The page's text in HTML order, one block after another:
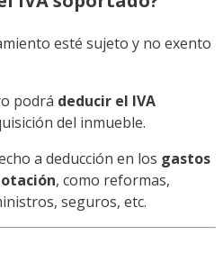
esté sujeto y no exento
podrá deducir el IVA
del inmueble.
a deducción en los gastos
, como reformas,
seguros, etc.